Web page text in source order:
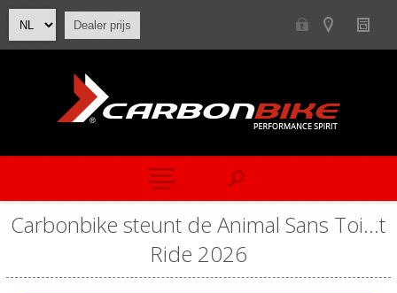
Dealer prijs
Carbonbike steunt de Animal Sans Toi…t
Ride 2026